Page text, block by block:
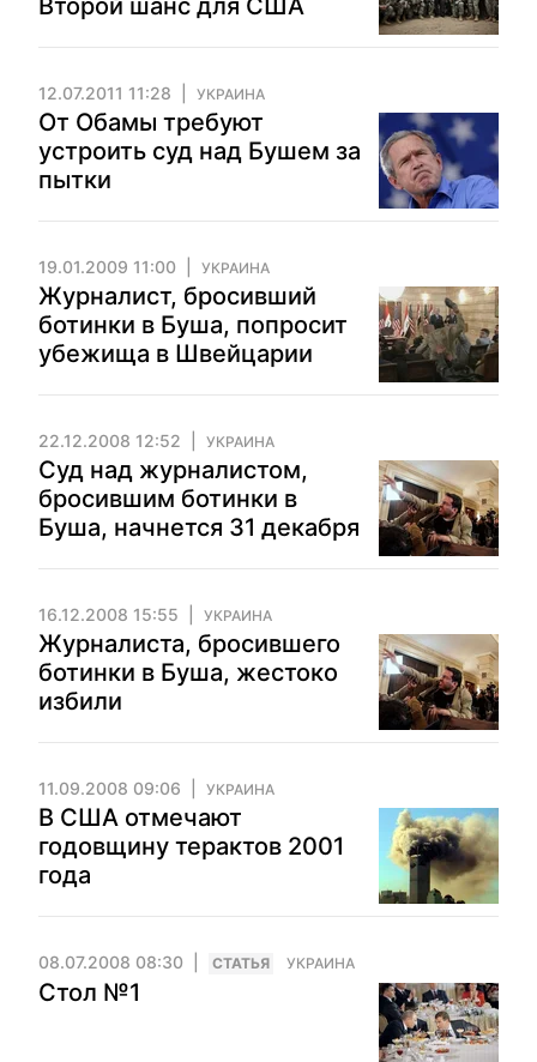
Второй шанс для США
12.07.2011 11:28 УКРАИНА
От Обамы требуют
устроить суд над Бушем за
пытки
19.01.2009 11:00 УКРАИНА
Журналист, бросивший
ботинки в Буша, попросит
убежища в Швейцарии
22.12.2008 12:52 УКРАИНА
Суд над журналистом,
бросившим ботинки в
Буша, начнется 31 декабря
16.12.2008 15:55 УКРАИНА
Журналиста, бросившего
ботинки в Буша, жестоко
избили
11.09.2008 09:06 УКРАИНА
В США отмечают
годовщину терактов 2001
года
08.07.2008 08:30 CТАТЬЯ УКРАИНА
Стол №1